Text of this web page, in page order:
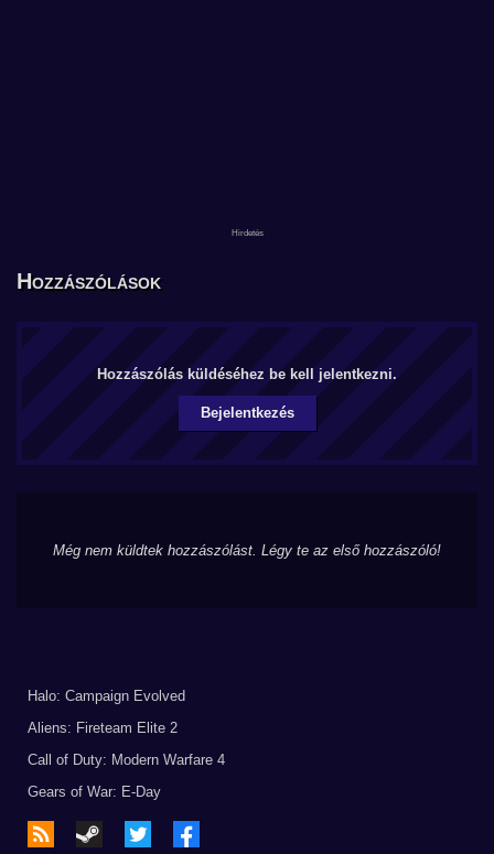
Hozzászólások
Hozzászólás küldéséhez be kell jelentkezni.
Bejelentkezés
Még nem küldtek hozzászólást. Légy te az első hozzászóló!
Halo: Campaign Evolved
Aliens: Fireteam Elite 2
Call of Duty: Modern Warfare 4
Gears of War: E-Day